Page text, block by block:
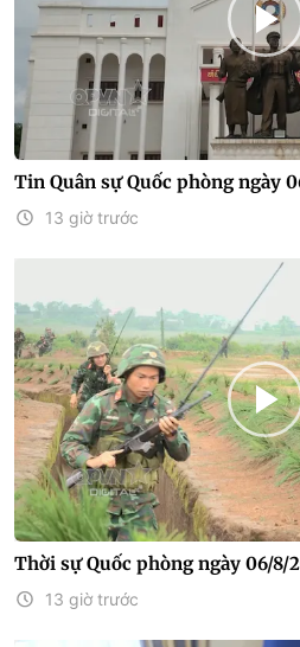
Tin Quân sự Quốc phòng ngày
13 giờ trước
Thời sự Quốc phòng ngày 06/8/
13 giờ trước